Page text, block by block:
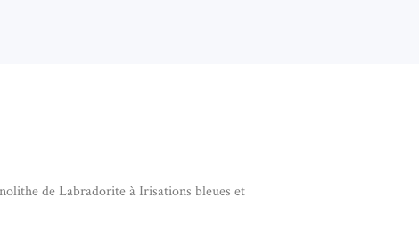
de Labradorite à Irisations bleues et